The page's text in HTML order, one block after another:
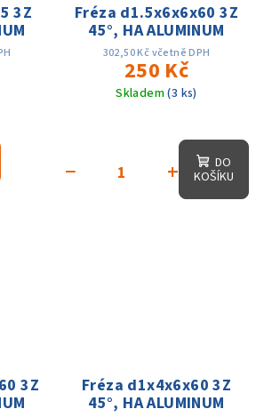
3Z
Fréza d1.5x6x6x60 3Z
45°, HA ALUMINUM
302,50 Kč včetně DPH
250 Kč
Skladem(3 ks)
+
−
DO
KOŠÍKU
3Z
Fréza d1x4x6x60 3Z
45°, HA ALUMINUM